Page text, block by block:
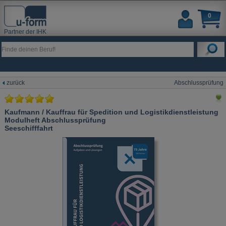
Partner der IHK
0
zurück Abschlussprüfung
Kaufmann / Kauffrau für Spedition und Logistikdienstleistung
Modulheft Abschlussprüfung
Seeschifffahrt